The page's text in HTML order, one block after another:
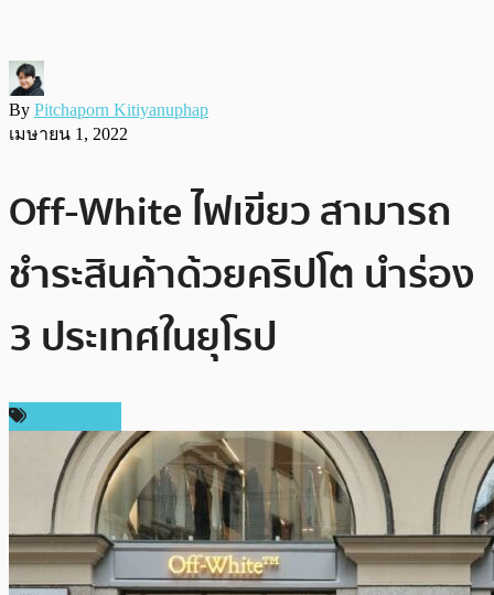
By Pitchaporn Kitiyanuphap
เมษายน 1, 2022
Off-White ไฟเขียว สามารถ
ชำระสินค้าด้วยคริปโต นำร่อง
3 ประเทศในยุโรป